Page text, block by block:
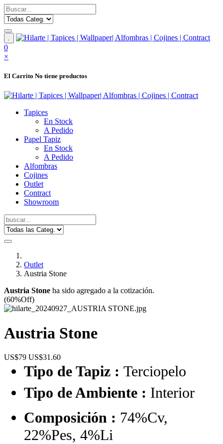
.
0
×
El Carrito No tiene productos
Tapices
En Stock
A Pedido
Papel Tapiz
En Stock
A Pedido
Alfombras
Cojines
Outlet
Contract
Showroom
Outlet
Austria Stone
Austria Stone ha sido agregado a la cotización.
(60%Off)
Austria Stone
US$79 US$31.60
Tipo de Tapiz : Terciopelo
Tipo de Ambiente : Interior
Composición : 74%Cv,
22%Pes, 4%Li